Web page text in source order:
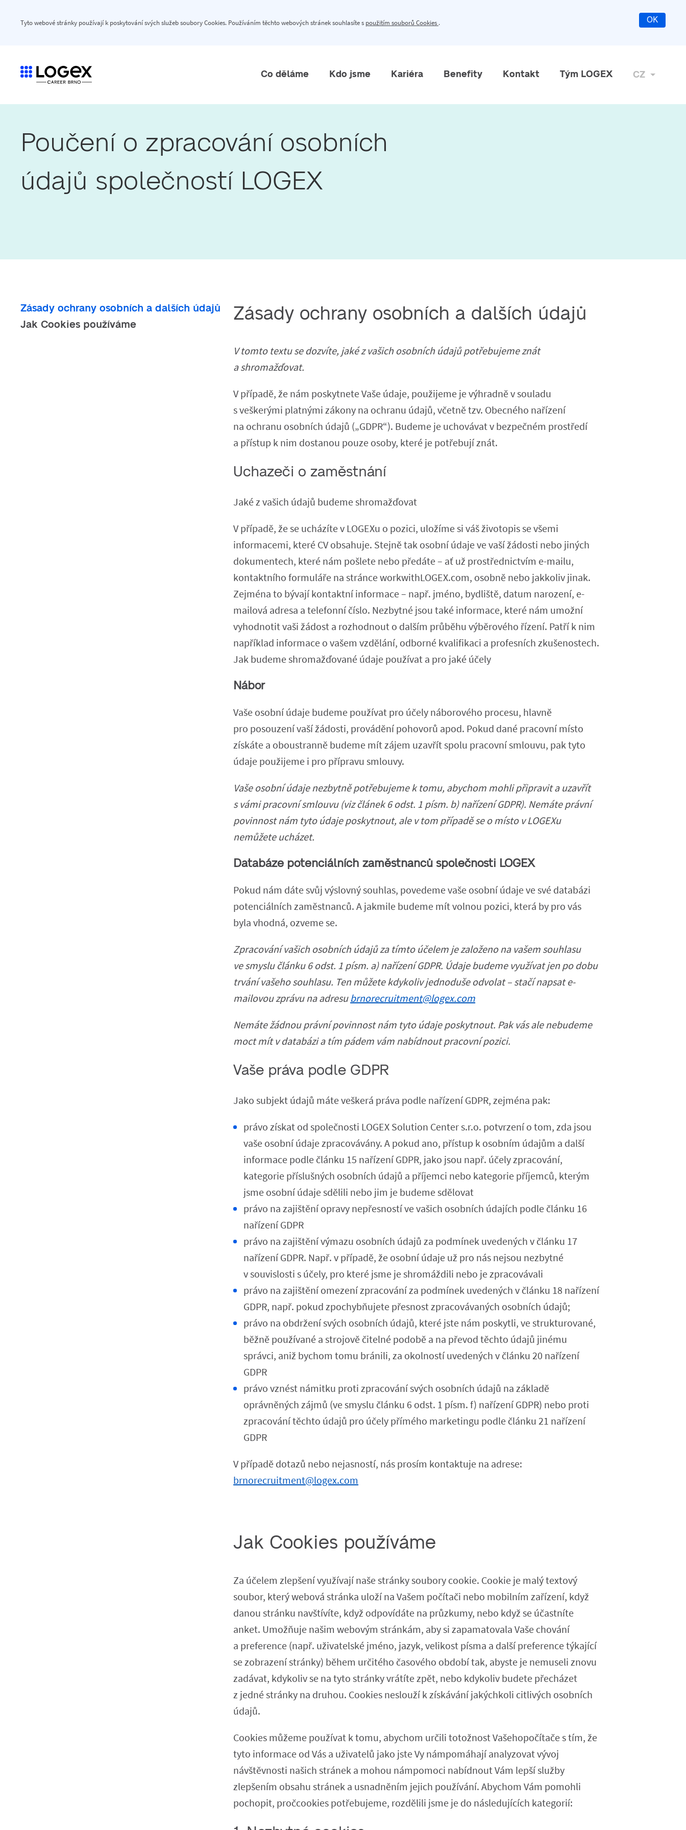
Tyto webové stránky používají k poskytování svých služeb soubory Cookies. Používáním těchto webových stránek souhlasíte s použitím souborů Cookies . OK
Co děláme Kdo jsme Kariéra Benefity Kontakt Tým LOGEX CZ
Poučení o zpracování osobních
údajů společností LOGEX
Zásady ochrany osobních a dalších údajů
Jak Cookies používáme
Zásady ochrany osobních a dalších údajů
V tomto textu se dozvíte, jaké z vašich osobních údajů potřebujeme znát
a shromažďovat.
V případě, že nám poskytnete Vaše údaje, použijeme je výhradně v souladu
s veškerými platnými zákony na ochranu údajů, včetně tzv. Obecného nařízení
na ochranu osobních údajů („GDPR“). Budeme je uchovávat v bezpečném prostředí
a přístup k nim dostanou pouze osoby, které je potřebují znát.
Uchazeči o zaměstnání
Jaké z vašich údajů budeme shromažďovat
V případě, že se ucházíte v LOGEXu o pozici, uložíme si váš životopis se všemi
informacemi, které CV obsahuje. Stejně tak osobní údaje ve vaší žádosti nebo jiných
dokumentech, které nám pošlete nebo předáte – ať už prostřednictvím e-mailu,
kontaktního formuláře na stránce workwithLOGEX.com, osobně nebo jakkoliv jinak.
Zejména to bývají kontaktní informace – např. jméno, bydliště, datum narození, e-
mailová adresa a telefonní číslo. Nezbytné jsou také informace, které nám umožní
vyhodnotit vaši žádost a rozhodnout o dalším průběhu výběrového řízení. Patří k nim
například informace o vašem vzdělání, odborné kvalifikaci a profesních zkušenostech.
Jak budeme shromažďované údaje používat a pro jaké účely
Nábor
Vaše osobní údaje budeme používat pro účely náborového procesu, hlavně
pro posouzení vaší žádosti, provádění pohovorů apod. Pokud dané pracovní místo
získáte a oboustranně budeme mít zájem uzavřít spolu pracovní smlouvu, pak tyto
údaje použijeme i pro přípravu smlouvy.
Vaše osobní údaje nezbytně potřebujeme k tomu, abychom mohli připravit a uzavřít
s vámi pracovní smlouvu (viz článek 6 odst. 1 písm. b) nařízení GDPR). Nemáte právní
povinnost nám tyto údaje poskytnout, ale v tom případě se o místo v LOGEXu
nemůžete ucházet.
Databáze potenciálních zaměstnanců společnosti LOGEX
Pokud nám dáte svůj výslovný souhlas, povedeme vaše osobní údaje ve své databázi
potenciálních zaměstnanců. A jakmile budeme mít volnou pozici, která by pro vás
byla vhodná, ozveme se.
Zpracování vašich osobních údajů za tímto účelem je založeno na vašem souhlasu
ve smyslu článku 6 odst. 1 písm. a) nařízení GDPR. Údaje budeme využívat jen po dobu
trvání vašeho souhlasu. Ten můžete kdykoliv jednoduše odvolat – stačí napsat e-
mailovou zprávu na adresubrnorecruitment@logex.com
Nemáte žádnou právní povinnost nám tyto údaje poskytnout. Pak vás ale nebudeme
moct mít v databázi a tím pádem vám nabídnout pracovní pozici.
Vaše práva podle GDPR
Jako subjekt údajů máte veškerá práva podle nařízení GDPR, zejména pak:
právo získat od společnosti LOGEX Solution Center s.r.o. potvrzení o tom, zda jsou
vaše osobní údaje zpracovávány. A pokud ano, přístup k osobním údajům a další
informace podle článku 15 nařízení GDPR, jako jsou např. účely zpracování,
kategorie příslušných osobních údajů a příjemci nebo kategorie příjemců, kterým
jsme osobní údaje sdělili nebo jim je budeme sdělovat
právo na zajištění opravy nepřesností ve vašich osobních údajích podle článku 16
nařízení GDPR
právo na zajištění výmazu osobních údajů za podmínek uvedených v článku 17
nařízení GDPR. Např. v případě, že osobní údaje už pro nás nejsou nezbytné
v souvislosti s účely, pro které jsme je shromáždili nebo je zpracovávali
právo na zajištění omezení zpracování za podmínek uvedených v článku 18 nařízení
GDPR, např. pokud zpochybňujete přesnost zpracovávaných osobních údajů;
právo na obdržení svých osobních údajů, které jste nám poskytli, ve strukturované,
běžně používané a strojově čitelné podobě a na převod těchto údajů jinému
správci, aniž bychom tomu bránili, za okolností uvedených v článku 20 nařízení
GDPR
právo vznést námitku proti zpracování svých osobních údajů na základě
oprávněných zájmů (ve smyslu článku 6 odst. 1 písm. f) nařízení GDPR) nebo proti
zpracování těchto údajů pro účely přímého marketingu podle článku 21 nařízení
GDPR
V případě dotazů nebo nejasností, nás prosím kontaktuje na adrese:
brnorecruitment@logex.com
Jak Cookies používáme
Za účelem zlepšení využívají naše stránky soubory cookie. Cookie je malý textový
soubor, který webová stránka uloží na Vašem počítači nebo mobilním zařízení, když
danou stránku navštívíte, když odpovídáte na průzkumy, nebo když se účastníte
anket. Umožňuje našim webovým stránkám, aby si zapamatovala Vaše chování
a preference (např. uživatelské jméno, jazyk, velikost písma a další preference týkající
se zobrazení stránky) během určitého časového období tak, abyste je nemuseli znovu
zadávat, kdykoliv se na tyto stránky vrátíte zpět, nebo kdykoliv budete přecházet
z jedné stránky na druhou. Cookies neslouží k získávání jakýchkoli citlivých osobních
údajů.
Cookies můžeme používat k tomu, abychom určili totožnost Vašehopočítače s tím, že
tyto informace od Vás a uživatelů jako jste Vy námpomáhají analyzovat vývoj
návštěvnosti našich stránek a mohou námpomoci nabídnout Vám lepší služby
zlepšením obsahu stránek a usnadněním jejich používání. Abychom Vám pomohli
pochopit, pročcookies potřebujeme, rozdělili jsme je do následujících kategorií: